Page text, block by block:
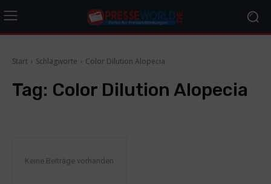
Start Schlagworte Color Dilution Alopecia
Tag: Color Dilution Alopecia
Keine Beiträge vorhanden